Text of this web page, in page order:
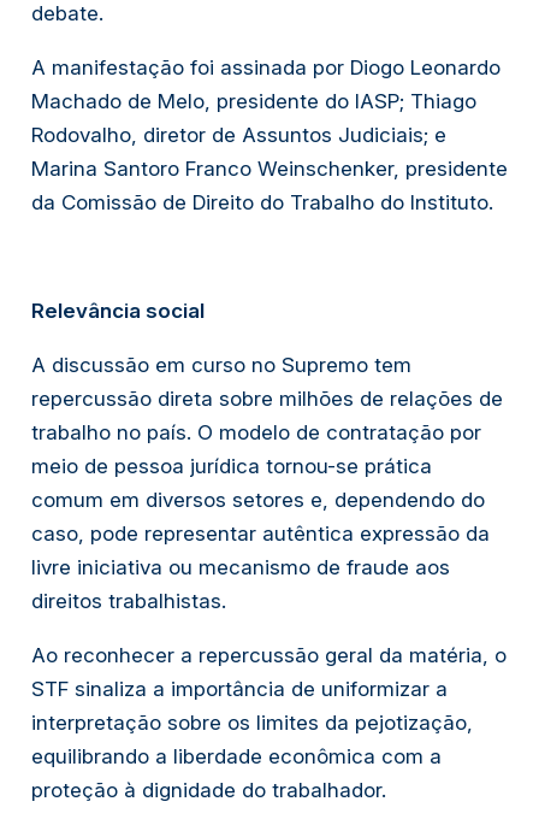
debate.
A manifestação foi assinada por Diogo Leonardo
Machado de Melo, presidente do IASP; Thiago
Rodovalho, diretor de Assuntos Judiciais; e
Marina Santoro Franco Weinschenker, presidente
da Comissão de Direito do Trabalho do Instituto.
Relevância social
A discussão em curso no Supremo tem
repercussão direta sobre milhões de relações de
trabalho no país. O modelo de contratação por
meio de pessoa jurídica tornou-se prática
comum em diversos setores e, dependendo do
caso, pode representar autêntica expressão da
livre iniciativa ou mecanismo de fraude aos
direitos trabalhistas.
Ao reconhecer a repercussão geral da matéria, o
STF sinaliza a importância de uniformizar a
interpretação sobre os limites da pejotização,
equilibrando a liberdade econômica com a
proteção à dignidade do trabalhador.